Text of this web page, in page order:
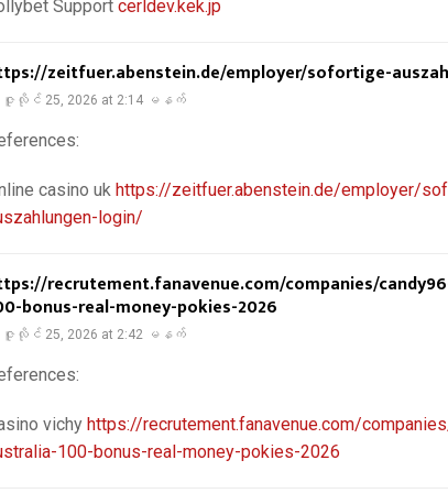
Support cerldev.kek.jp
zeitfuer.abenstein.de/employer/sofortige-
ဇူလိုင် 25, 2026 at 2:14 မနက်
casino uk https://zeitfuer.abenstein.de/employer/
login/
recrutement.fanavenue.com/companies/
bonus-real-money-pokies-2026
ဇူလိုင် 25, 2026 at 2:42 မနက်
vichy https://recrutement.fanavenue.com/
100-bonus-real-money-pokies-2026